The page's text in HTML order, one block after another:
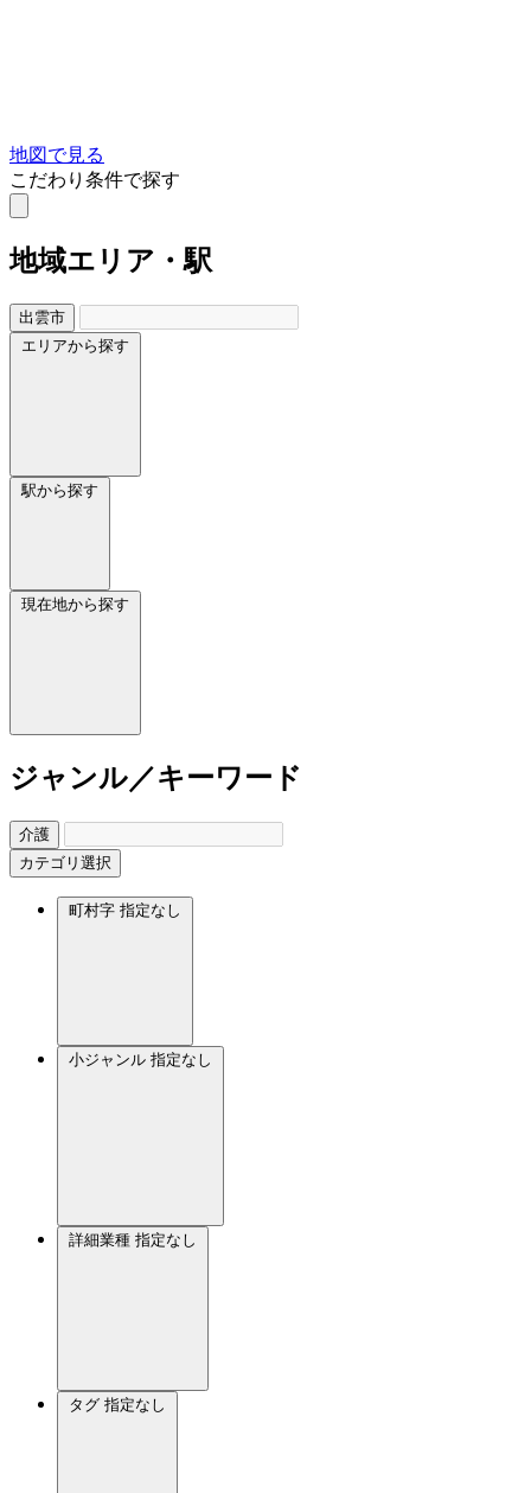
地図で見る
こだわり条件で探す
地域エリア・駅
出雲市
エリアから探す
駅から探す
現在地から探す
ジャンル／キーワード
介護
カテゴリ選択
町村字 指定なし
小ジャンル 指定なし
詳細業種 指定なし
タグ 指定なし